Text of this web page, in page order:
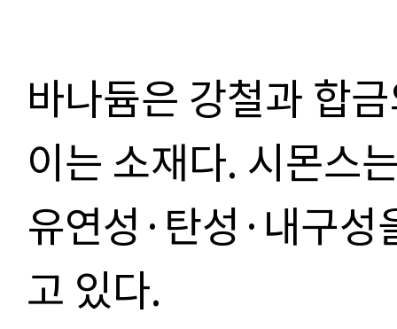
바나듐은 강철과 합
이는 소재다. 시몬스
유연성·탄성·내구성
고 있다.